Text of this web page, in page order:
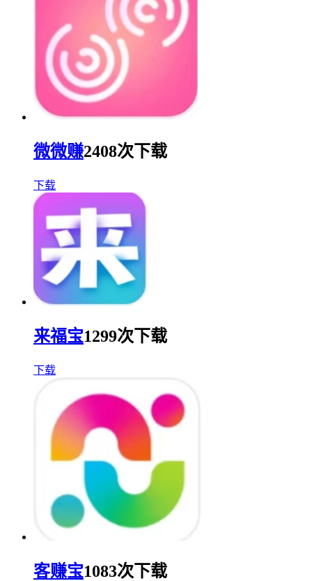
微微赚2408次下载
下载
来福宝1299次下载
下载
客赚宝1083次下载